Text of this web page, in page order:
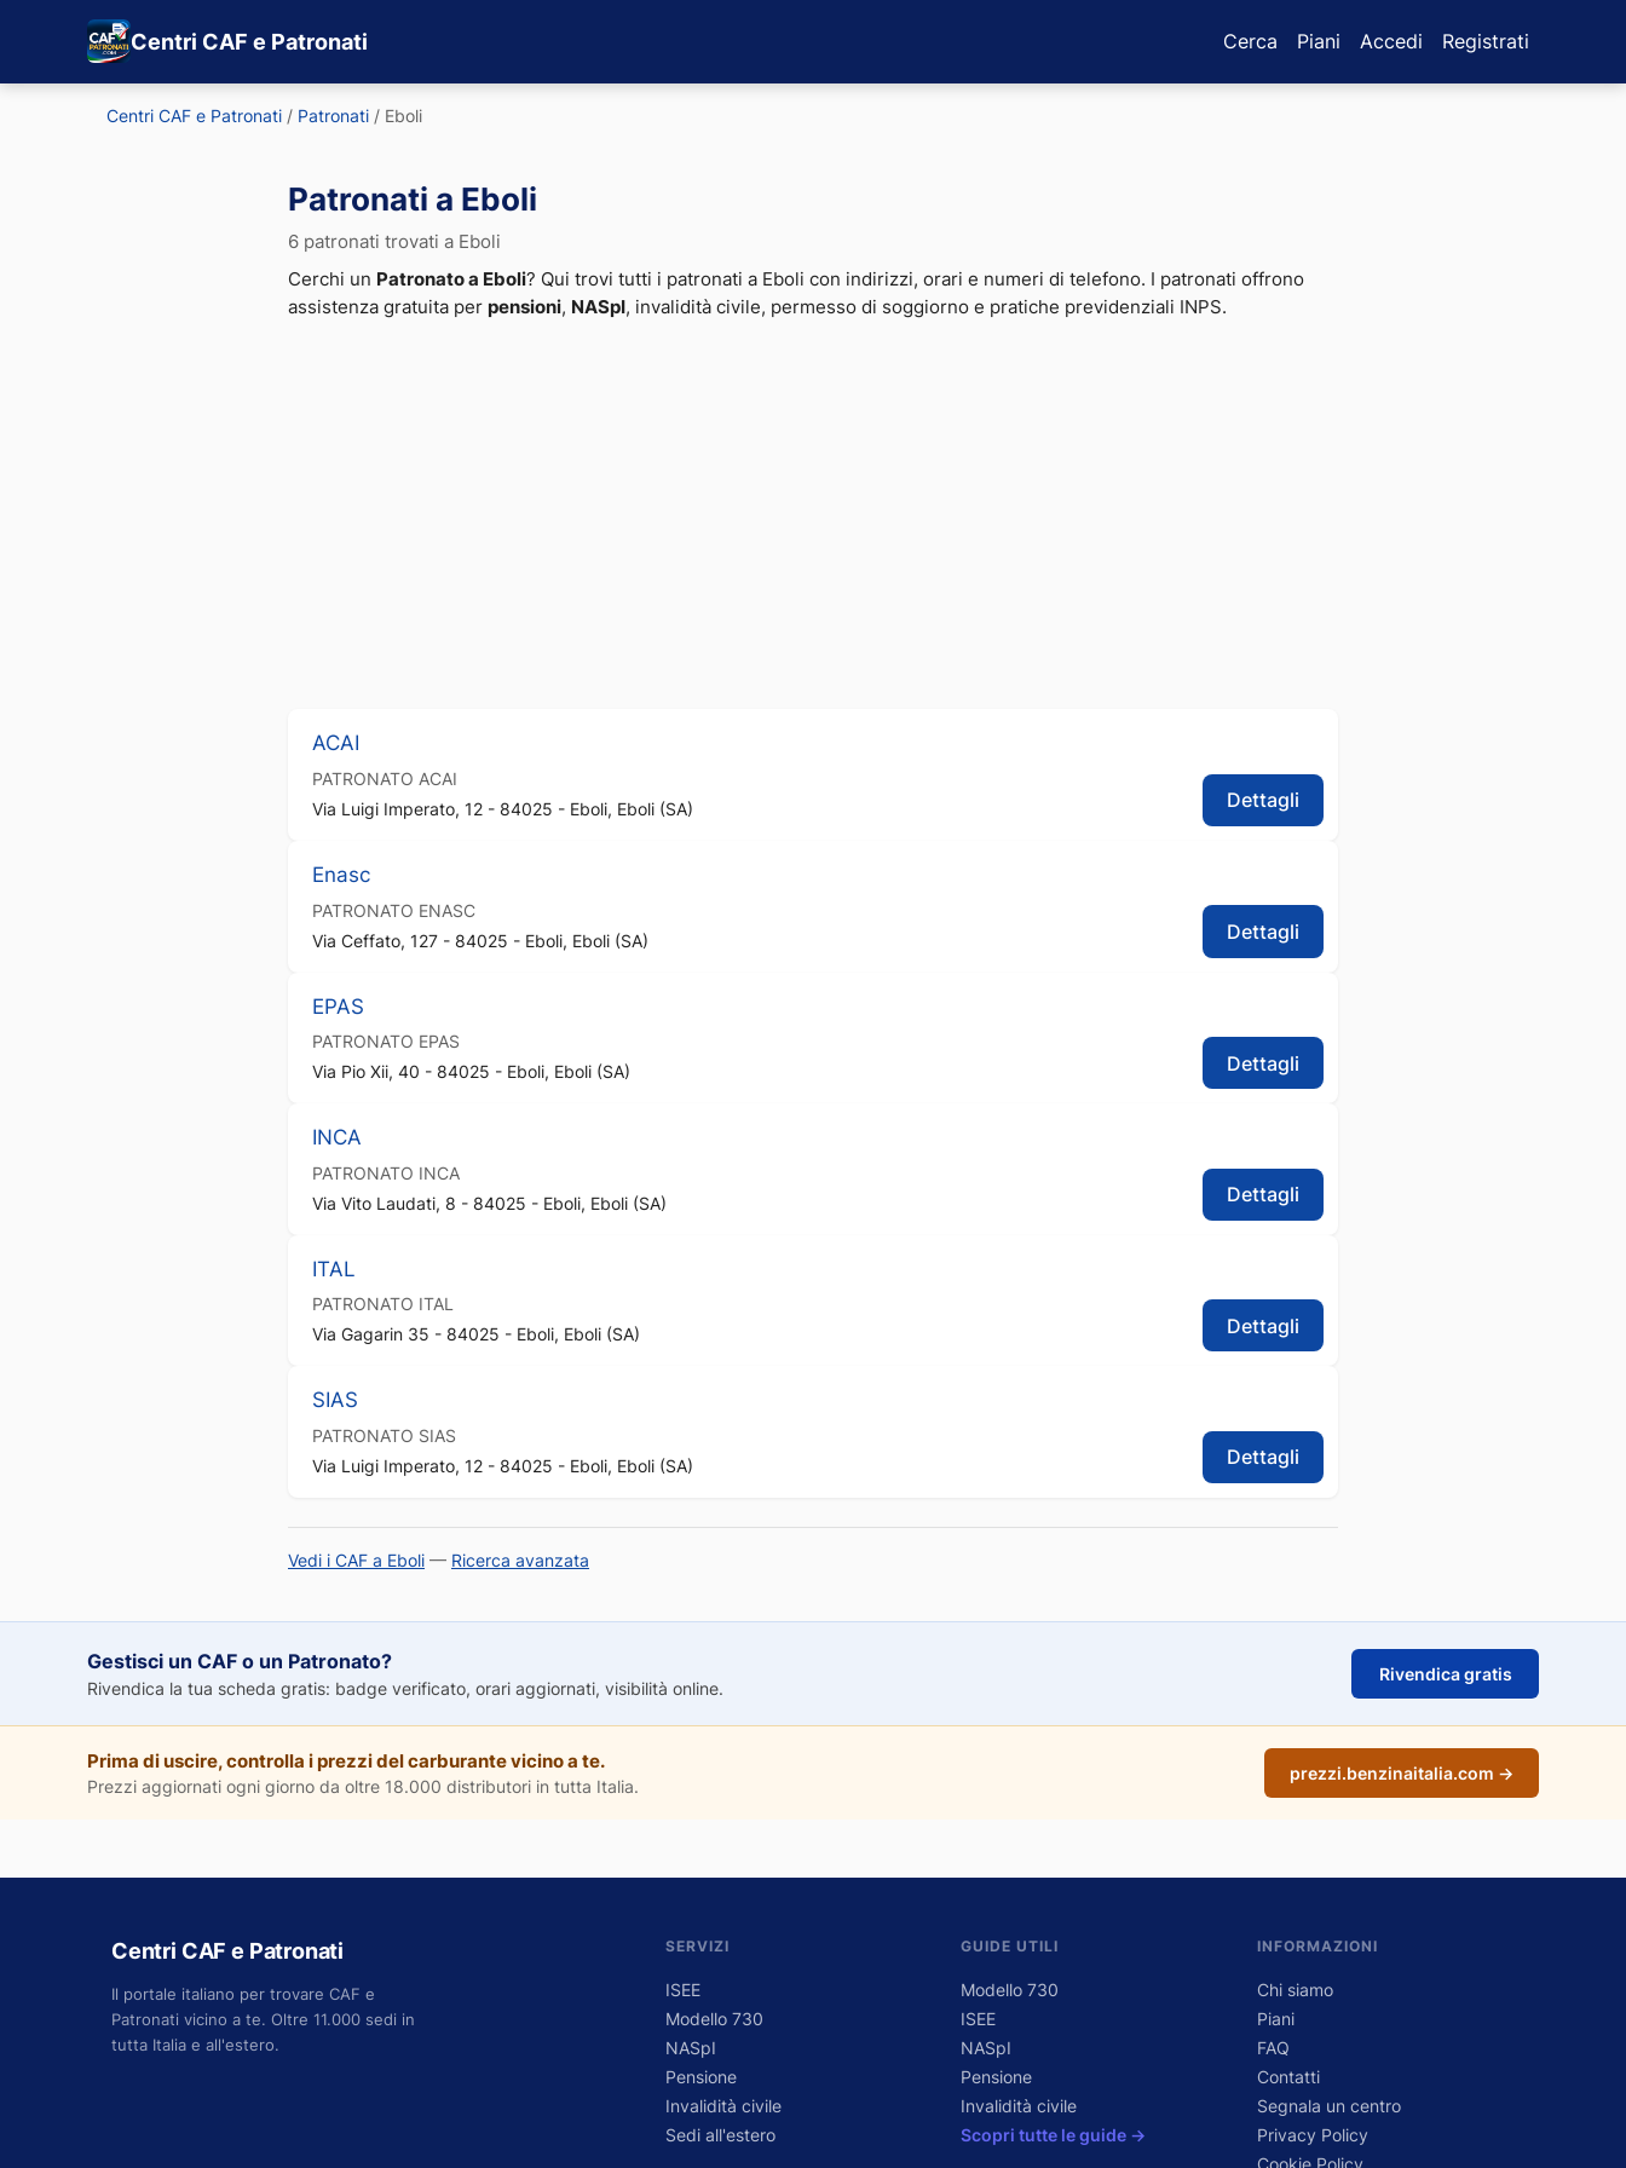
Centri CAF e Patronati Cerca Piani Accedi Registrati
Centri CAF e Patronati / Patronati / Eboli
Patronati a Eboli
6 patronati trovati a Eboli
Cerchi un Patronato a Eboli? Qui trovi tutti i patronati a Eboli con indirizzi, orari e numeri di telefono. I patronati offrono
assistenza gratuita per pensioni, NASpI , invalidità civile, permesso di soggiorno e pratiche previdenziali INPS.
ACAI
PATRONATO ACAI
Via Luigi Imperato, 12 - 84025 - Eboli, Eboli (SA)
Dettagli
Enasc
PATRONATO ENASC
Via Ceffato, 127 - 84025 - Eboli, Eboli (SA)
Dettagli
EPAS
PATRONATO EPAS
Via Pio Xii, 40 - 84025 - Eboli, Eboli (SA)
Dettagli
INCA
PATRONATO INCA
Via Vito Laudati, 8 - 84025 - Eboli, Eboli (SA)
Dettagli
ITAL
PATRONATO ITAL
Via Gagarin 35 - 84025 - Eboli, Eboli (SA)
Dettagli
SIAS
PATRONATO SIAS
Via Luigi Imperato, 12 - 84025 - Eboli, Eboli (SA)
Dettagli
Vedi i CAF a Eboli — Ricerca avanzata
Gestisci un CAF o un Patronato?
Rivendica la tua scheda gratis: badge verificato, orari aggiornati, visibilità online.
Rivendica gratis
Prima di uscire, controlla i prezzi del carburante vicino a te.
Prezzi aggiornati ogni giorno da oltre 18.000 distributori in tutta Italia.
prezzi.benzinaitalia.com →
Centri CAF e Patronati
Il portale italiano per trovare CAF e
Patronati vicino a te. Oltre 11.000 sedi in
tutta Italia e all'estero.
SERVIZI
ISEE
Modello 730
NASpI
Pensione
Invalidità civile
Sedi all'estero
GUIDE UTILI
Modello 730
ISEE
NASpI
Pensione
Invalidità civile
Scopri tutte le guide →
INFORMAZIONI
Chi siamo
Piani
FAQ
Contatti
Segnala un centro
Privacy Policy
Cookie Policy